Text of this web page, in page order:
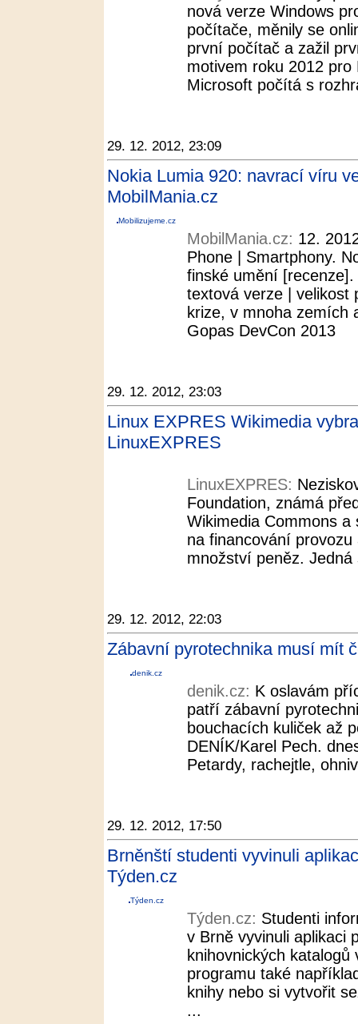
nová verze Windows
počítače, měnily se
první počítač a zažil
motivem roku 2012
Microsoft počítá s
29. 12. 2012, 23:09
Nokia Lumia 920: navrací víru
MobilMania.cz
Mobilizujeme.cz
MobilMania.cz: 12.
Phone | Smartphony.
finské umění
textová verze | velikost
krize, v mnoha zemích
Gopas DevCon 2013
29. 12. 2012, 23:03
Linux EXPRES Wikimedia
LinuxEXPRES
LinuxEXPRES:
Foundation, známá
Wikimedia Commons
na financování
množství peněz.
29. 12. 2012, 22:03
Zábavní pyrotechnika musí mít
denik.cz
denik.cz: K oslavám
patří zábavní
bouchacích kuliček až
DENÍK/Karel Pech.
Petardy, rachejtle,
29. 12. 2012, 17:50
Brněnští studenti vyvinuli
Týden.cz
Týden.cz
Týden.cz: Studenti
v Brně vyvinuli aplikaci
knihovnických
programu také
knihy nebo si vytvořit
...